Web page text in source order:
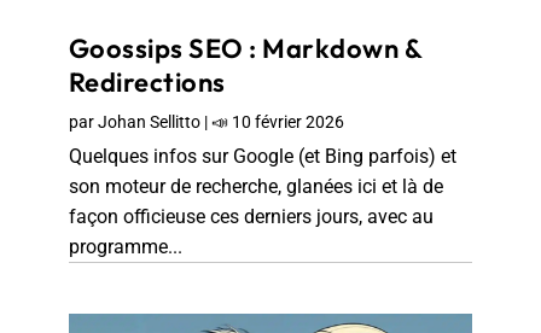
Goossips SEO : Markdown &
Redirections
parJohan Sellitto|📣 10 février 2026
Quelques infos sur Google (et Bing parfois) et
son moteur de recherche, glanées ici et là de
façon officieuse ces derniers jours, avec au
programme...